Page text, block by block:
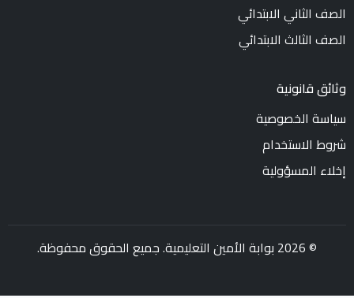
الصف الثاني الابتدائي
الصف الثالث الابتدائي
وثائق قانونية
سياسة الخصوصية
شروط الاستخدام
إخلاء المسؤولية
© 2026 بوابة الأمين التعليمية. جميع الحقوق محفوظة.